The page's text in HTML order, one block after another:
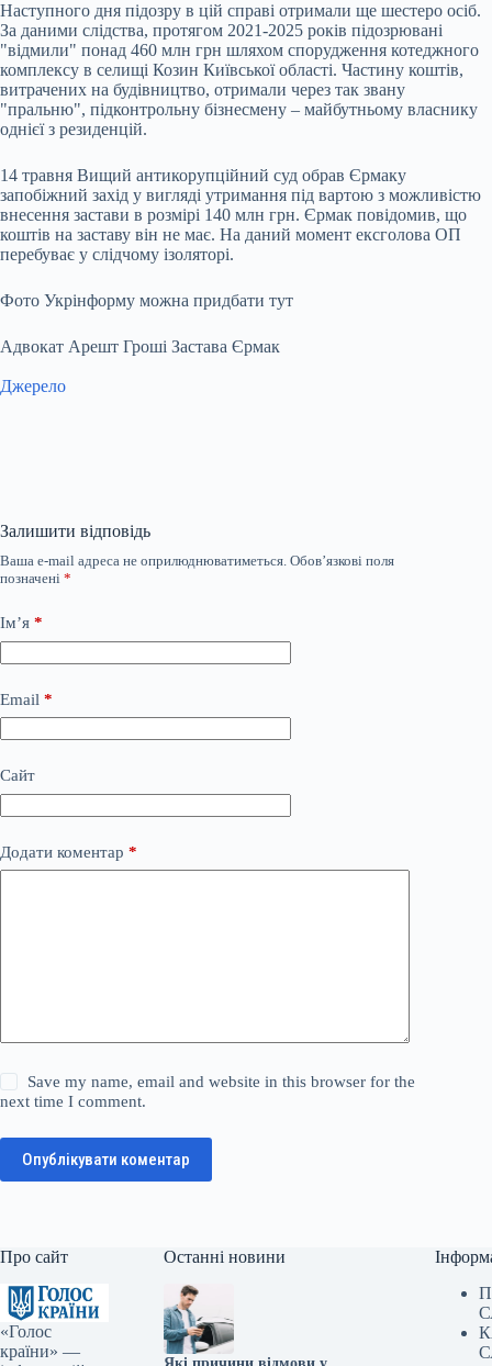
Наступного дня підозру в цій справі отримали ще шестеро осіб.
За даними слідства, протягом 2021-2025 років підозрювані
"відмили" понад 460 млн грн шляхом спорудження котеджного
комплексу в селищі Козин Київської області. Частину коштів,
витрачених на будівництво, отримали через так звану
"пральню", підконтрольну бізнесмену – майбутньому власнику
однієї з резиденцій.
14 травня ‎Вищий антикорупційний суд обрав Єрмаку
запобіжний захід у вигляді утримання під вартою з можливістю
внесення застави в розмірі 140 млн грн. Єрмак повідомив, що
коштів на заставу він не має. На даний момент ексголова ОП
перебуває у слідчому ізоляторі.
Фото Укрінформу можна придбати тут
Адвокат Арешт Гроші Застава Єрмак
Джерело
Залишити відповідь
Ваша e-mail адреса не оприлюднюватиметься. Обов’язкові поля
позначені *
Ім’я *
Email *
Сайт
Додати коментар *
Save my name, email and website in this browser for the
next time I comment.
Опублікувати коментар
Про сайт
«Голос
країни» —
Останні новини